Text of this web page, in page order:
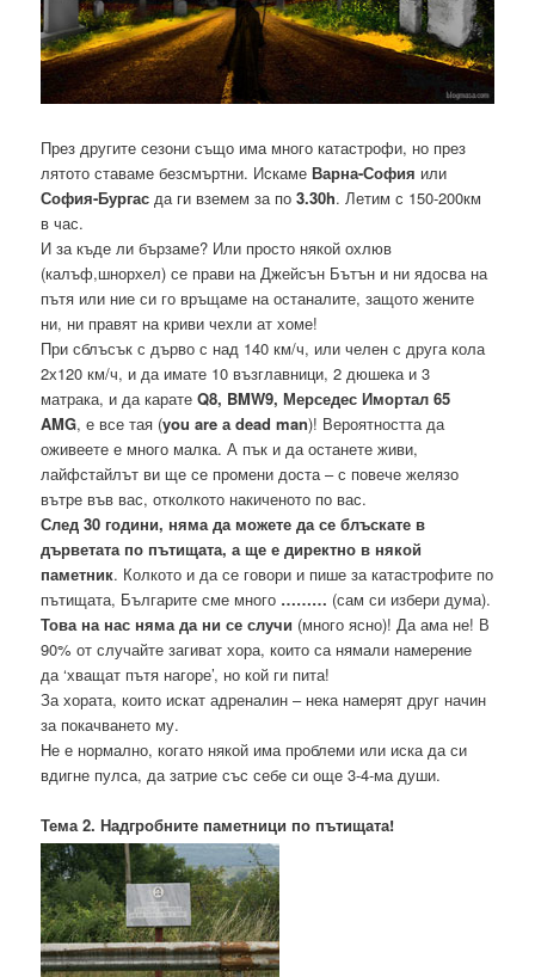
През другите сезони също има много катастрофи, но през
лятото ставаме безсмъртни. ИскамеВарна-София или
София-Бургас да ги вземем за по3.30h. Летим с 150-200км
в час.
И за къде ли бързаме? Или просто някой охлюв
(калъф,шнорхел) се прави на Джейсън Бътън и ни ядосва на
пътя или ние си го връщаме на останалите, защото жените
ни, ни правят на криви чехли ат хоме!
При сблъсък с дърво с над 140 км/ч, или челен с друга кола
2х120 км/ч, и да имате 10 възглавници, 2 дюшека и 3
матрака, и да каратеQ8, BMW9, Мерседес Имортал 65
AMG, е все тая (you are а dead man)! Вероятността да
оживеете е много малка. А пък и да останете живи,
лайфстайлът ви ще се промени доста – с повече желязо
вътре във вас, отколкото накиченото по вас.
След 30 години, няма да можете да се блъскате в
дърветата по пътищата, а ще е директно в някой
паметник. Колкото и да се говори и пише за катастрофите по
пътищата, Българите сме много ……… (сам си избери дума).
Това на нас няма да ни се случи (много ясно)! Да ама не! В
90% от случайте загиват хора, които са нямали намерение
да ‘хващат пътя нагоре’, но кой ги пита!
За хората, които искат адреналин – нека намерят друг начин
за покачването му.
Не е нормално, когато някой има проблеми или иска да си
вдигне пулса, да затрие със себе си още 3-4-ма души.
Тема 2. Надгробните паметници по пътищата!